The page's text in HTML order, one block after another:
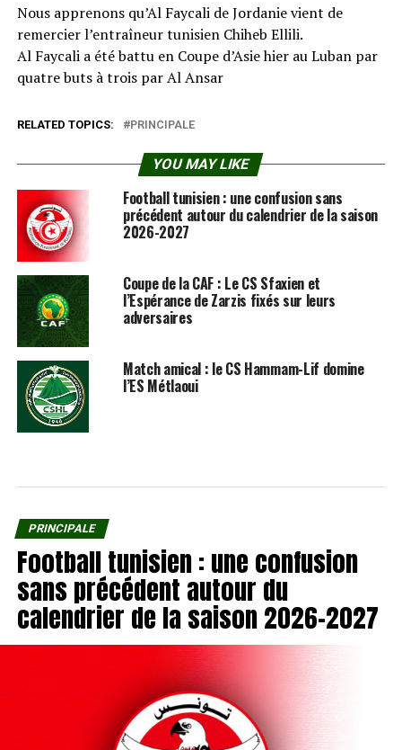
Nous apprenons qu’Al Faycali de Jordanie vient de
remercier l’entraîneur tunisien Chiheb Ellili.
Al Faycali a été battu en Coupe d’Asie hier au Luban par
quatre buts à trois par Al Ansar
RELATED TOPICS: PRINCIPALE
YOU MAY LIKE
Football tunisien : une confusion sans
précédent autour du calendrier de la saison
2026-2027
Coupe de la CAF : Le CS Sfaxien et
l’Espérance de Zarzis fixés sur leurs
adversaires
Match amical : le CS Hammam-Lif domine
l’ES Métlaoui
PRINCIPALE
Football tunisien : une confusion
sans précédent autour du
calendrier de la saison 2026-2027